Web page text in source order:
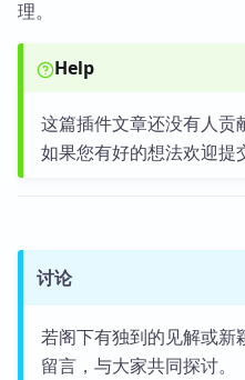
理。
Help
这篇插件文章还没有人贡
如果您有好的想法欢迎提
讨论
若阁下有独到的见解或新
留言，与大家共同探讨。